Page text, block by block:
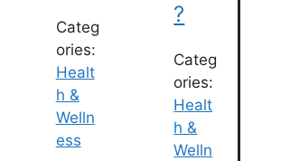
Categ
ories:
Healt
h &
Welln
ess
?
Categ
ories:
Healt
h &
Welln